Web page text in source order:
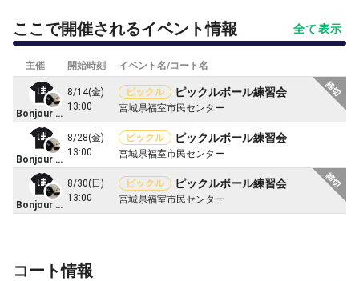
ここで開催されるイベント情報 全て表示
主催 開始時刻 イベント名/コート名
Bonjour ピックル
8/14(金)
13:00
ピックル ピックルボール練習会
宮城県福室市民センター
Bonjour ピックル
8/28(金)
13:00
ピックル ピックルボール練習会
宮城県福室市民センター
Bonjour ピックル
8/30(日)
13:00
ピックル ピックルボール練習会
宮城県福室市民センター
コート情報